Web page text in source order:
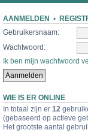
AANMELDEN •
Gebruikersnaam:
Wachtwoord:
Ik ben mijn wachtwoord
WIE IS ER ONLINE
In totaal zijn er 12
(gebaseerd op actieve
Het grootste aantal